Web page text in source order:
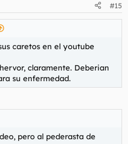
#15
caretos en el youtube
claramente. Deberian
su enfermedad.
pero al pederasta de